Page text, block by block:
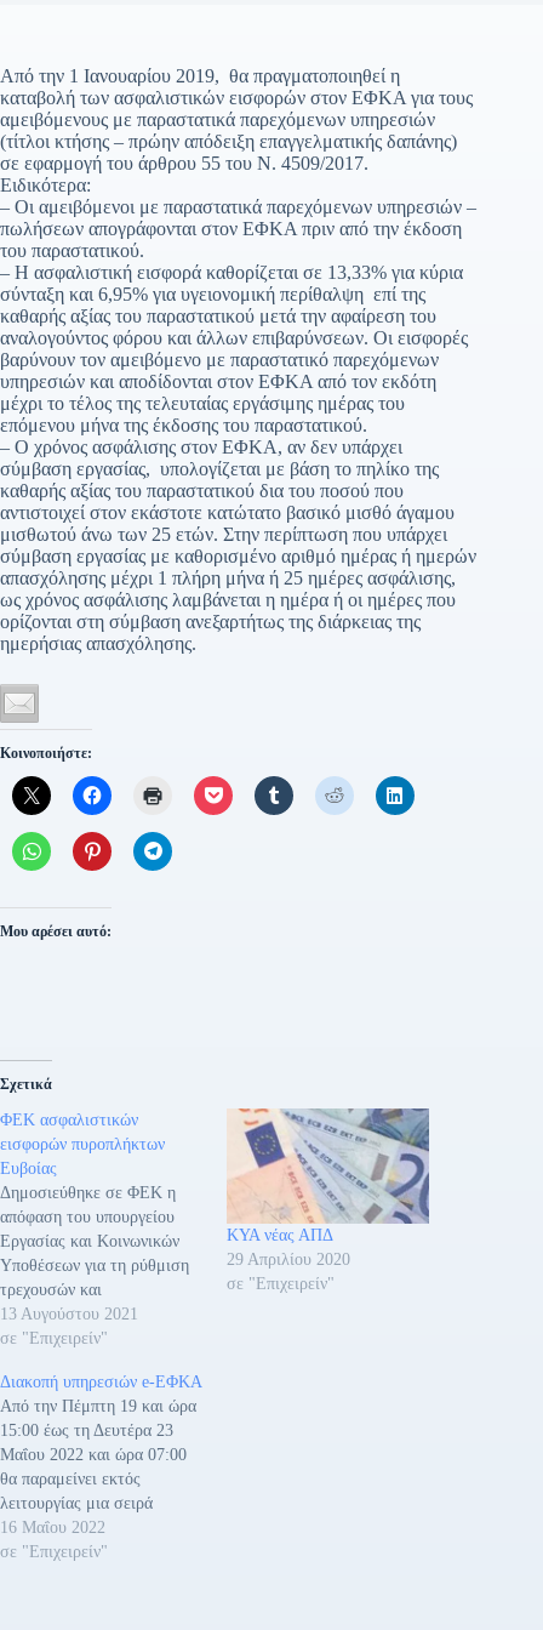
Από την 1 Ιανουαρίου 2019, θα πραγματοποιηθεί η
καταβολή των ασφαλιστικών εισφορών στον ΕΦΚΑ για τους
αμειβόμενους με παραστατικά παρεχόμενων υπηρεσιών
(τίτλοι κτήσης – πρώην απόδειξη επαγγελματικής δαπάνης)
σε εφαρμογή του άρθρου 55 του Ν. 4509/2017.
Ειδικότερα:
– Οι αμειβόμενοι με παραστατικά παρεχόμενων υπηρεσιών –
πωλήσεων απογράφονται στον ΕΦΚΑ πριν από την έκδοση
του παραστατικού.
– Η ασφαλιστική εισφορά καθορίζεται σε 13,33% για κύρια
σύνταξη και 6,95% για υγειονομική περίθαλψη επί της
καθαρής αξίας του παραστατικού μετά την αφαίρεση του
αναλογούντος φόρου και άλλων επιβαρύνσεων. Οι εισφορές
βαρύνουν τον αμειβόμενο με παραστατικό παρεχόμενων
υπηρεσιών και αποδίδονται στον ΕΦΚΑ από τον εκδότη
μέχρι το τέλος της τελευταίας εργάσιμης ημέρας του
επόμενου μήνα της έκδοσης του παραστατικού.
– Ο χρόνος ασφάλισης στον ΕΦΚΑ, αν δεν υπάρχει
σύμβαση εργασίας, υπολογίζεται με βάση το πηλίκο της
καθαρής αξίας του παραστατικού δια του ποσού που
αντιστοιχεί στον εκάστοτε κατώτατο βασικό μισθό άγαμου
μισθωτού άνω των 25 ετών. Στην περίπτωση που υπάρχει
σύμβαση εργασίας με καθορισμένο αριθμό ημέρας ή ημερών
απασχόλησης μέχρι 1 πλήρη μήνα ή 25 ημέρες ασφάλισης,
ως χρόνος ασφάλισης λαμβάνεται η ημέρα ή οι ημέρες που
ορίζονται στη σύμβαση ανεξαρτήτως της διάρκειας της
ημερήσιας απασχόλησης.
Κοινοποιήστε:
Μου αρέσει αυτό:
Σχετικά
ΦΕΚ ασφαλιστικών
εισφορών πυροπλήκτων
Ευβοίας
Δημοσιεύθηκε σε ΦΕΚ η
απόφαση του υπουργείου
Εργασίας και Κοινωνικών
Υποθέσεων για τη ρύθμιση
τρεχουσών και
καθυστερούμενων
ασφαλιστικών εισφορών
λοιπούς φορείς
υποχρεωτικής κοινωνικής
ασφάλισης, επιχειρήσεων,
εργοδοτών ή ασφαλισμένων
που έχουν επαγγελματική
εγκατάσταση ή
δραστηριότητα στους
Δήμους Ιστιαίας-Αιδηψού
13 Αυγούστου 2021
σε "Επιχειρείν"
ΚΥΑ νέας ΑΠΔ
29 Απριλίου 2020
σε "Επιχειρείν"
Διακοπή υπηρεσιών e-ΕΦΚΑ
Από την Πέμπτη 19 και ώρα
15:00 έως τη Δευτέρα 23
Μαΐου 2022 και ώρα 07:00
θα παραμείνει εκτός
λειτουργίας μια σειρά
ηλεκτρονικών υπηρεσιών
από φορείς που αντλούν
16 Μαΐου 2022
σε "Επιχειρείν"